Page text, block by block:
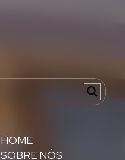
HOME
SOBRE NÓS